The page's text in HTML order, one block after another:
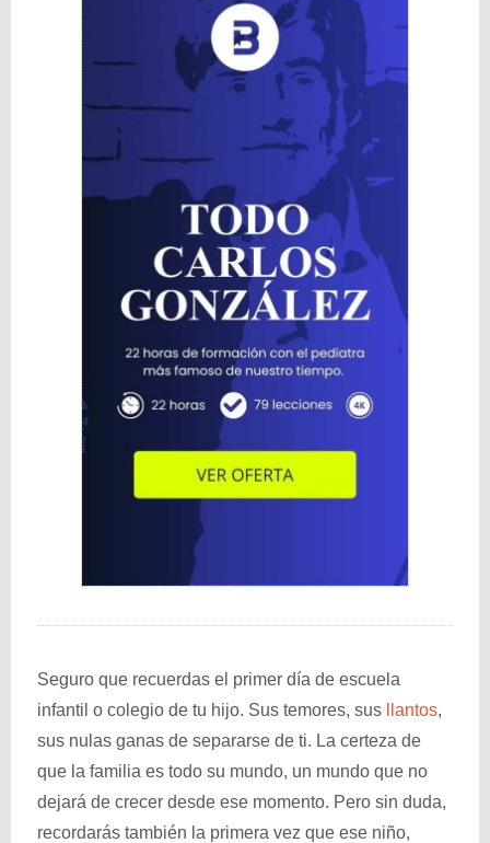
Seguro que recuerdas el primer día de escuela
infantil o colegio de tu hijo. Sus temores, sus
llantos,
sus nulas ganas de separarse de ti. La certeza de
que la familia es todo su mundo, un mundo que no
dejará de crecer desde ese momento. Pero sin duda,
recordarás también la primera vez que ese niño,